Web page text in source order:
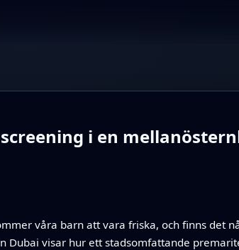
i en
våra barn att vara friska, och finns det
Dubai visar hur ett stadsomfattande